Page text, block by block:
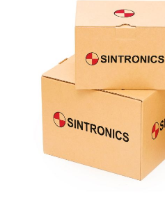
módulos antiguos a un alto
de módulos descontinuados